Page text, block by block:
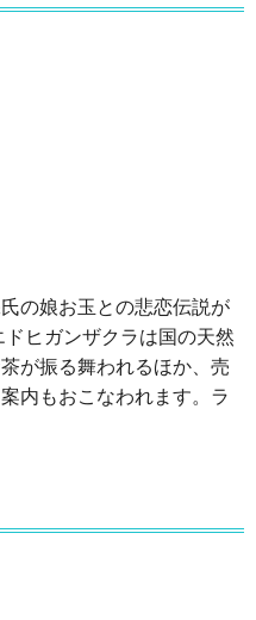
の娘お玉との悲恋伝説が
ヒガンザクラは国の天然
が振る舞われるほか、売
内もおこなわれます。ラ